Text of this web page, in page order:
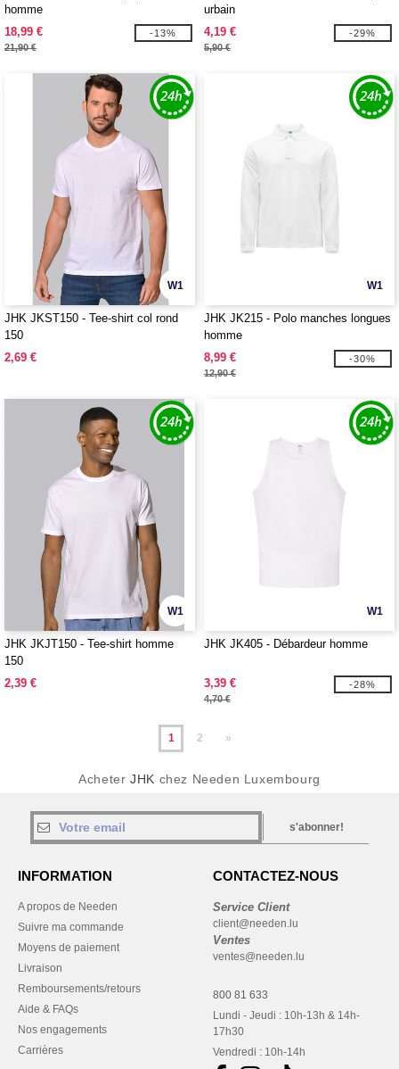
homme
18,99 €
21,90 €
-13%
urbain
4,19 €
5,90 €
-29%
W1
JHK JKST150 - Tee-shirt col rond
150
2,69 €
W1
JHK JK215 - Polo manches longues
homme
8,99 €
12,90 €
-30%
W1
JHK JKJT150 - Tee-shirt homme
150
2,39 €
W1
JHK JK405 - Débardeur homme
3,39 €
4,70 €
-28%
1 2 »
AcheterJHK chez Needen Luxembourg
s'abonner!
INFORMATION
A propos de Needen
Suivre ma commande
Moyens de paiement
Livraison
Remboursements/retours
Aide & FAQs
Nos engagements
Carrières
CONTACTEZ-NOUS
Service Client
client@needen.lu
Ventes
ventes@needen.lu
800 81 633
Lundi - Jeudi : 10h-13h & 14h-
17h30
Vendredi : 10h-14h